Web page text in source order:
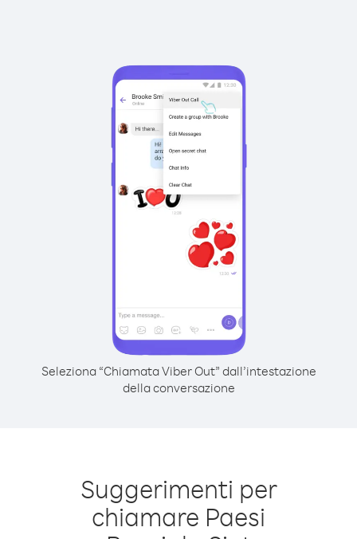
Seleziona “Chiamata Viber Out” dall’intestazione
della conversazione
Suggerimenti per
chiamare Paesi